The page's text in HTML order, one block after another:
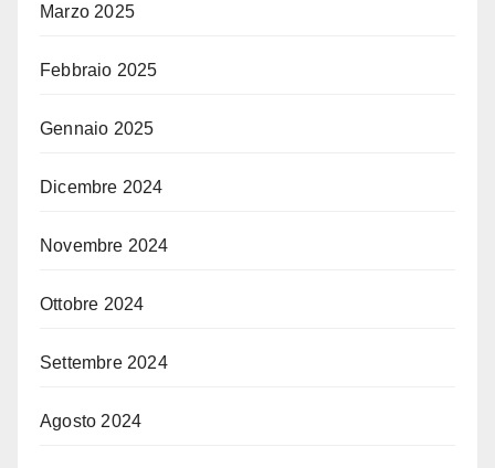
Marzo 2025
Febbraio 2025
Gennaio 2025
Dicembre 2024
Novembre 2024
Ottobre 2024
Settembre 2024
Agosto 2024